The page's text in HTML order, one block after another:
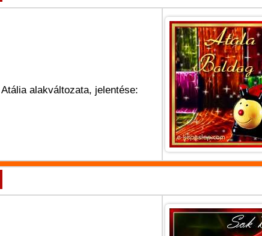
alakváltozata, jelentése: